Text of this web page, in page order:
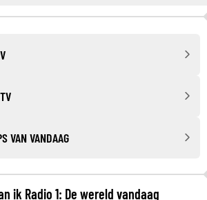
VAN VANDAAG
ik Radio 1: De wereld vandaag